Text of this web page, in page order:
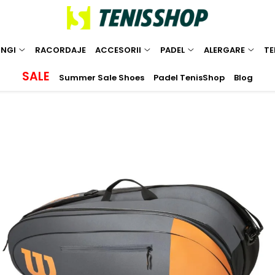
RACORDAJE ACCESORII PADEL ALERGARE
SALE Summer Sale Shoes Padel TenisShop Blog